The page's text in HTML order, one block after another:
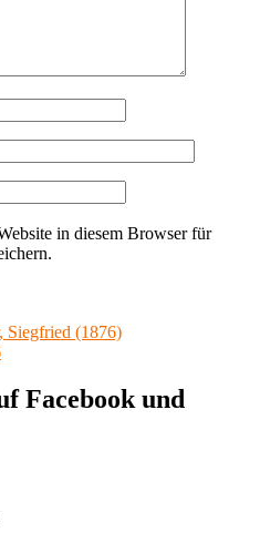
in diesem Browser für
Siegfried (1876)
Facebook und